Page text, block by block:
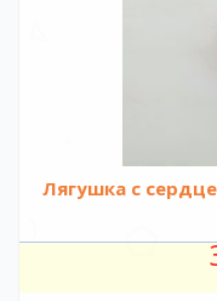
Лягушка с